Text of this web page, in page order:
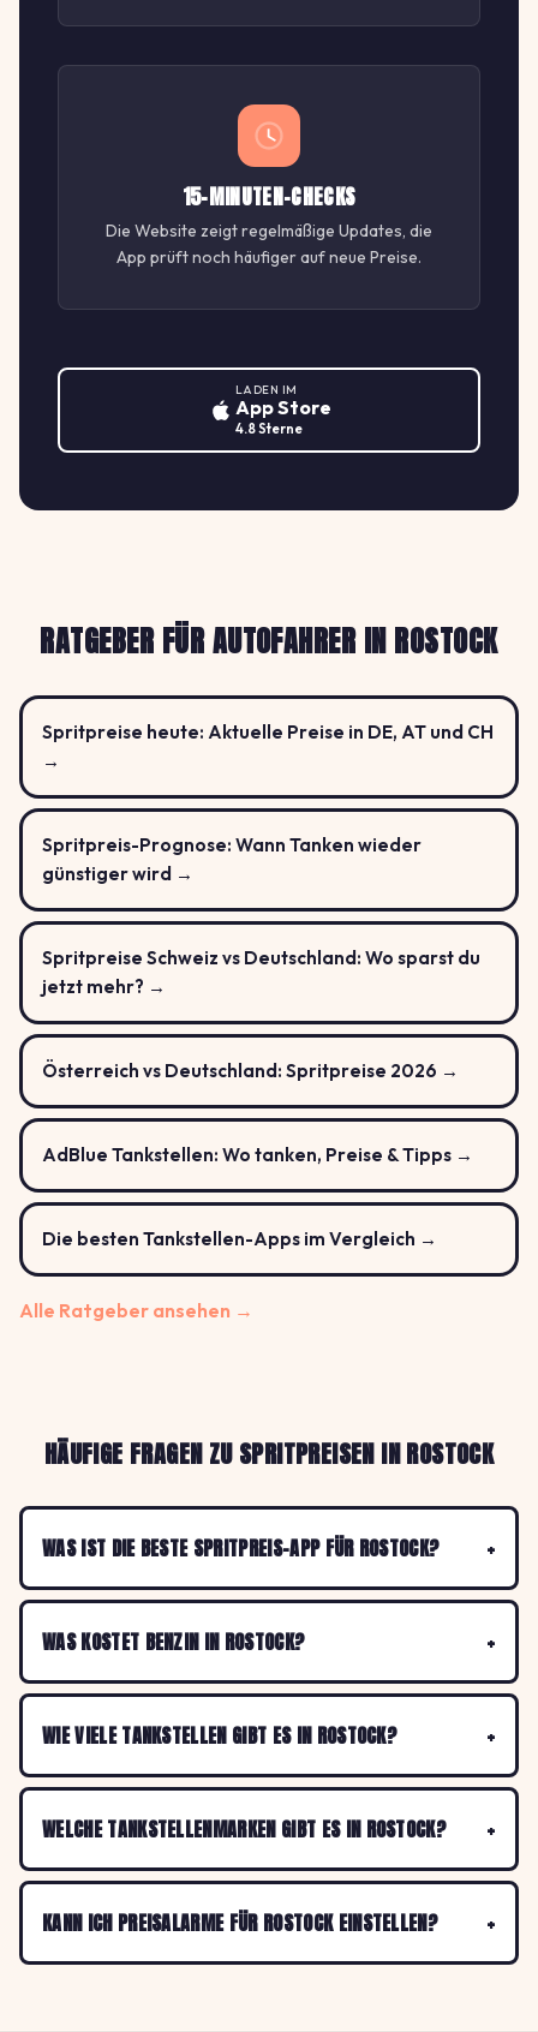
15-MINUTEN-CHECKS
Die Website zeigt regelmäßige Updates, die
App prüft noch häufiger auf neue Preise.
LADEN IM
App Store
4.8 Sterne
RATGEBER FÜR AUTOFAHRER IN ROSTOCK
Spritpreise heute: Aktuelle Preise in DE, AT und CH
→
Spritpreis-Prognose: Wann Tanken wieder
günstiger wird →
Spritpreise Schweiz vs Deutschland: Wo sparst du
jetzt mehr? →
Österreich vs Deutschland: Spritpreise 2026 →
AdBlue Tankstellen: Wo tanken, Preise & Tipps →
Die besten Tankstellen-Apps im Vergleich →
Alle Ratgeber ansehen →
HÄUFIGE FRAGEN ZU SPRITPREISEN IN ROSTOCK
WAS IST DIE BESTE SPRITPREIS-APP FÜR ROSTOCK?
WAS KOSTET BENZIN IN ROSTOCK?
WIE VIELE TANKSTELLEN GIBT ES IN ROSTOCK?
WELCHE TANKSTELLENMARKEN GIBT ES IN ROSTOCK?
KANN ICH PREISALARME FÜR ROSTOCK EINSTELLEN?